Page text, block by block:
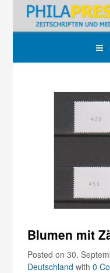
Blumen mit
Posted on 30.
Deutschland with0